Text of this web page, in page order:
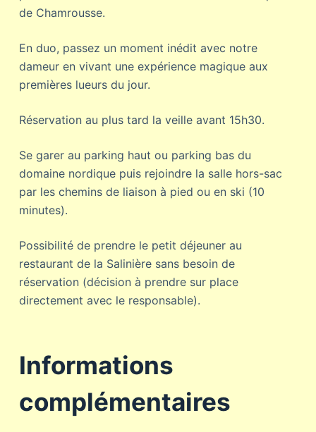
de Chamrousse.
En duo, passez un moment inédit avec notre
dameur en vivant une expérience magique aux
premières lueurs du jour.
Réservation au plus tard la veille avant 15h30.
Se garer au parking haut ou parking bas du
domaine nordique puis rejoindre la salle hors-sac
par les chemins de liaison à pied ou en ski (10
minutes).
Possibilité de prendre le petit déjeuner au
restaurant de la Salinière sans besoin de
réservation (décision à prendre sur place
directement avec le responsable).
Informations
complémentaires